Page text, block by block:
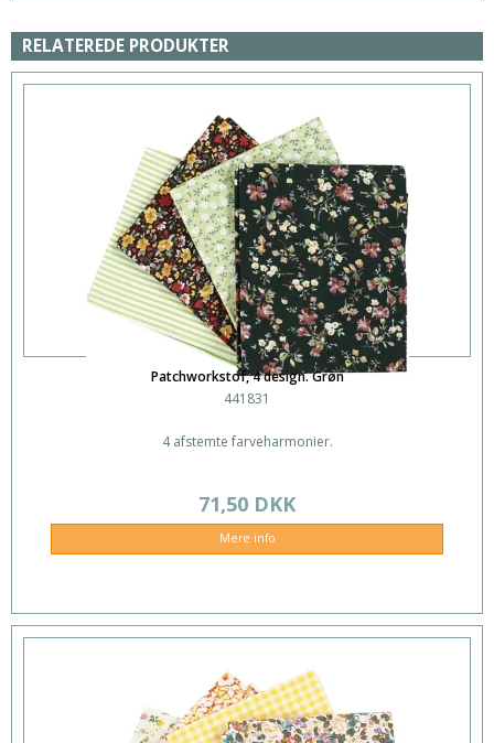
RELATEREDE PRODUKTER
Patchworkstof, 4 design. Grøn
441831
4 afstemte farveharmonier.
71,50 DKK
Mere info